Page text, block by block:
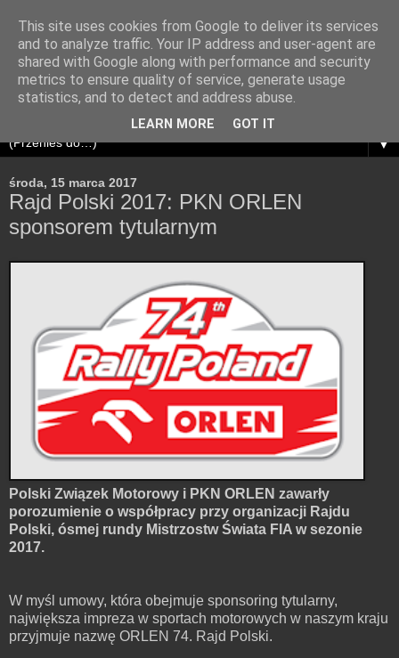
▼
środa, 15 marca 2017
Rajd Polski 2017: PKN ORLEN
sponsorem tytularnym
Polski Związek Motorowy i PKN ORLEN zawarły
porozumienie o współpracy przy organizacji Rajdu
Polski, ósmej rundy Mistrzostw Świata FIA w sezonie
2017.
W myśl umowy, która obejmuje sponsoring tytularny,
największa impreza w sportach motorowych w naszym kraju
przyjmuje nazwę ORLEN 74. Rajd Polski.
This site uses cookies from Google to deliver its services
and to analyze traffic. Your IP address and user-agent are
shared with Google along with performance and security
metrics to ensure quality of service, generate usage
statistics, and to detect and address abuse.
LEARN MORE GOT IT